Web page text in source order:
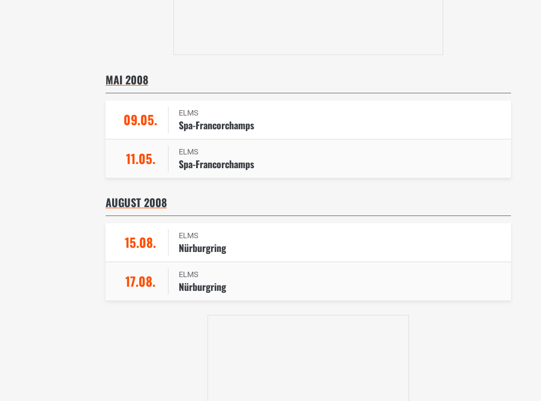
MAI 2008
09.05. ELMS
Spa-Francorchamps
11.05. ELMS
Spa-Francorchamps
AUGUST 2008
15.08. ELMS
Nürburgring
17.08. ELMS
Nürburgring